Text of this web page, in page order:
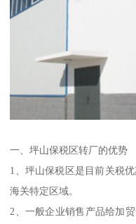
一、坪山保税区转厂的优势
1、坪山保税区是目前关税
海关特定区域。
2、一般企业销售产品给加